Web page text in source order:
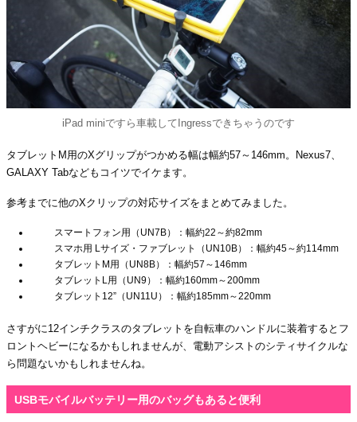
iPad miniですら車載してIngressできちゃうのです
タブレットM用のXグリップがつかめる幅は幅約57～146mm。Nexus7、
GALAXY Tabなどもコイツでイケます。
参考までに他のXクリップの対応サイズをまとめてみました。
スマートフォン用（UN7B）：幅約22～約82mm
スマホ用 Lサイズ・ファブレット（UN10B）：幅約45～約114mm
タブレットM用（UN8B）：幅約57～146mm
タブレットL用（UN9）：幅約160mm～200mm
タブレット12”（UN11U）：幅約185mm～220mm
さすがに12インチクラスのタブレットを自転車のハンドルに装着するとフ
ロントヘビーになるかもしれませんが、電動アシストのシティサイクルな
ら問題ないかもしれませんね。
USBモバイルバッテリー用のバッグもあると便利